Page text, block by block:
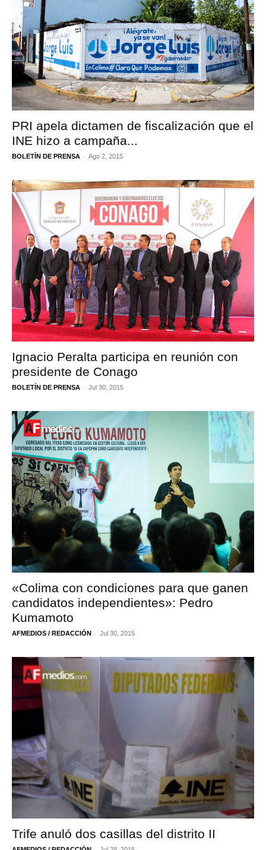
PRI apela dictamen de fiscalización que el
INE hizo a campaña...
BOLETÍN DE PRENSA - Ago 2, 2015
Ignacio Peralta participa en reunión con
presidente de Conago
BOLETÍN DE PRENSA - Jul 30, 2015
«Colima con condiciones para que ganen
candidatos independientes»: Pedro
Kumamoto
AFMEDIOS / REDACCIÓN - Jul 30, 2015
Trife anuló dos casillas del distrito II